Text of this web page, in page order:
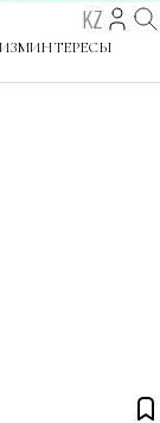
KZ
ИНТЕРЕСЫ